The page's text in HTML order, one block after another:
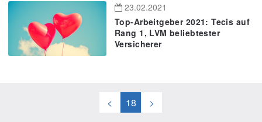
23.02.2021
Top-Arbeitgeber 2021: Tecis auf
Rang 1, LVM beliebtester
Versicherer
< 18 >